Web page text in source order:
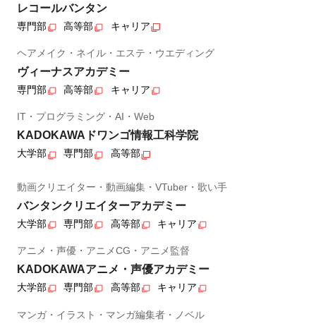
レコールバンタン
専門部 高等部 キャリア
ヘアメイク・ネイル・エステ・ウエディング
ヴィーナスアカデミー
専門部 高等部 キャリア
IT・プログラミング・AI・Web
KADOKAWAドワンゴ情報工科学院
大学部 専門部 高等部
動画クリエイター・動画編集・VTuber・歌い手
バンタンクリエイターアカデミー
大学部 専門部 高等部 キャリア
アニメ・声優・アニメCG・アニメ監督
KADOKAWAアニメ・声優アカデミー
大学部 専門部 高等部 キャリア
マンガ・イラスト・マンガ編集者・ノベル